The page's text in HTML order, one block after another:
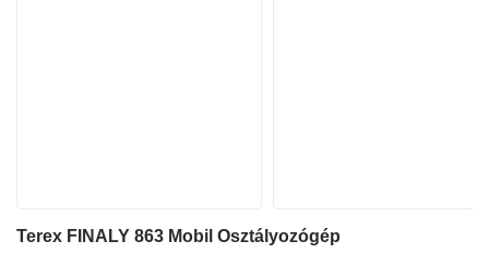
Terex FINALY 863 Mobil Osztályozógép